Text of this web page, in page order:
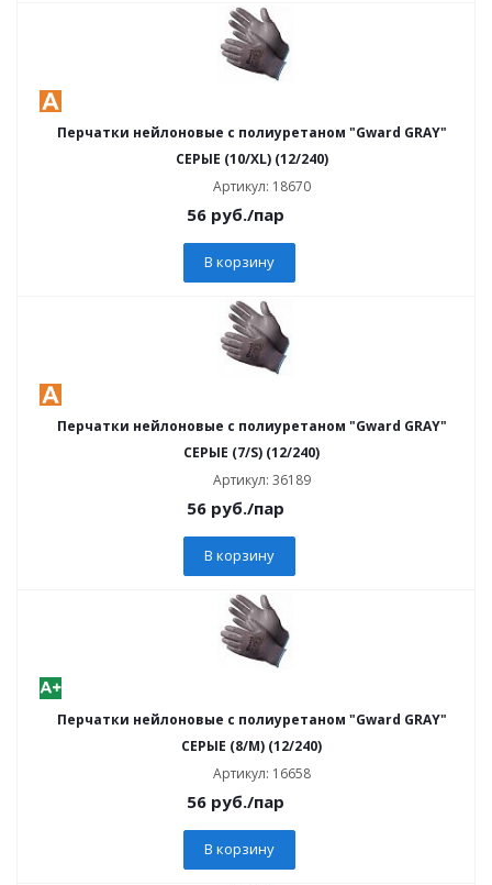
Перчатки нейлоновые с полиуретаном "Gward GRAY"
СЕРЫЕ (10/XL) (12/240)
Артикул: 18670
56руб./пар
В корзину
Перчатки нейлоновые с полиуретаном "Gward GRAY"
СЕРЫЕ (7/S) (12/240)
Артикул: 36189
56руб./пар
В корзину
Перчатки нейлоновые с полиуретаном "Gward GRAY"
СЕРЫЕ (8/M) (12/240)
Артикул: 16658
56руб./пар
В корзину